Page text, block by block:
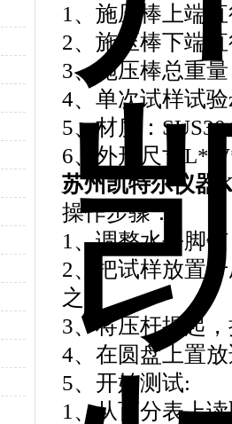
1、施压棒上端
2、施压棒下端
3、施压棒总重
4、单次试样试
5、材质：
6、外形尺寸
苏州凯特尔仪器
操作步骤：
1、调整水平脚
2、把试样放置
之。
3、将压杆提起
4、在圆盘上置
5、开始测试:
1、从百分表上